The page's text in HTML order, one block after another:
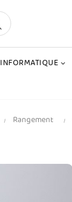
INFORMATIQUE
Rangement